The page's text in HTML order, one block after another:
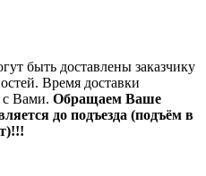
быть доставлены заказчику
Время доставки
с Вами. Обращаем Ваше
до подъезда (подъём в